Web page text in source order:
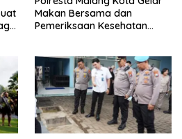
Makan Bersama dan
Pemeriksaan Kesehatan